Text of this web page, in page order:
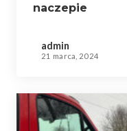
naczepie
admin
21 marca, 2024